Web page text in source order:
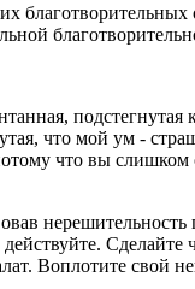
что мой ум -
что вы
Воплотите свой